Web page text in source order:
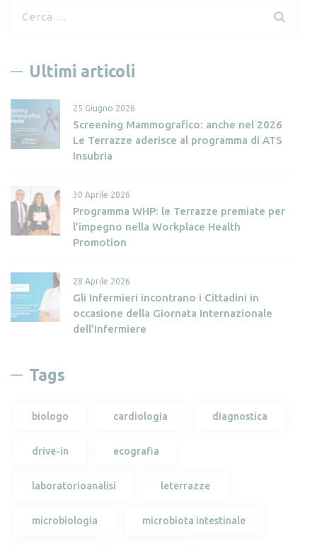
c
a
p
e
:
Ultimi articoli
25 Giugno 2026
Screening Mammografico: anche nel 2026
Le Terrazze aderisce al programma di ATS
Insubria
30 Aprile 2026
Programma WHP: le Terrazze premiate per
l’impegno nella Workplace Health
Promotion
28 Aprile 2026
Gli Infermieri incontrano i Cittadini in
occasione della Giornata Internazionale
dell’Infermiere
Tags
biologo cardiologia diagnostica
drive-in ecografia
laboratorioanalisi leterrazze
microbiologia microbiota intestinale